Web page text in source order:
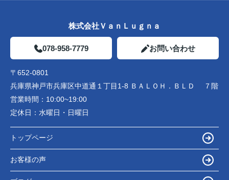
株式会社ＶａｎＬｕｇｎａ
078-958-7779 お問い合わせ
〒652-0801
兵庫県神戸市兵庫区中道通１丁目1-8 ＢＡＬＯＨ．ＢＬＤ ７階
営業時間： 10:00~19:00
定休日： 水曜日・日曜日
トップページ
お客様の声